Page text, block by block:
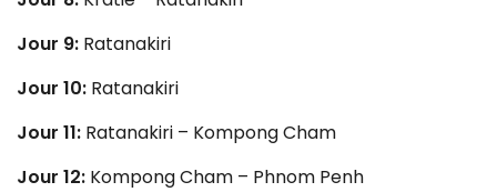
Jour 9: Ratanakiri
Jour 10: Ratanakiri
Jour 11: Ratanakiri – Kompong Cham
Jour 12: Kompong Cham – Phnom Penh